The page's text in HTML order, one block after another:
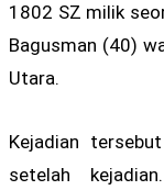
1802 SZ milik
Bagusman (40)
Utara.
Kejadian
setelah